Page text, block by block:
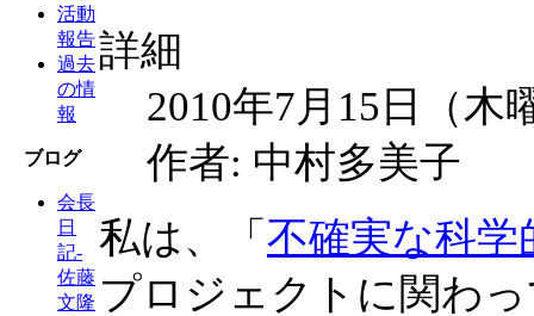
活動
報告
過去
の情
報
ブログ
会長
日
記-
佐藤
文隆
詳細
2010年7月15日（木
作者: 中村多美子
私は、「 不確実な科学
プロジェクトに関わ